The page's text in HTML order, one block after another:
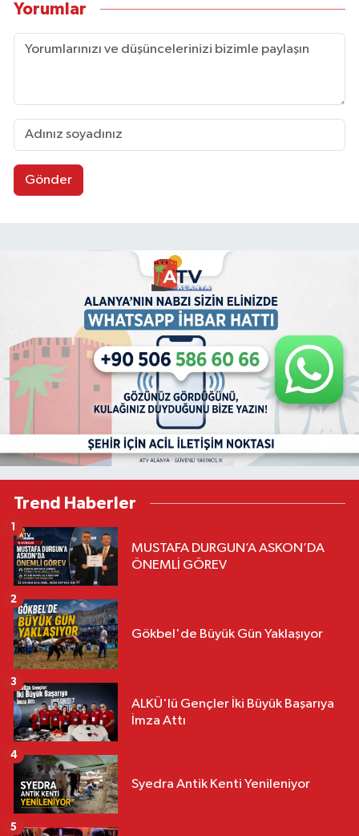
Yorumlar
Gönder
Trend Haberler
MUSTAFA DURGUN’A ASKON’DA
ÖNEMLİ GÖREV
1
Gökbel'de Büyük Gün Yaklaşıyor
2
ALKÜ'lü Gençler İki Büyük Başarıya
İmza Attı
3
Syedra Antik Kenti Yenileniyor
4
5